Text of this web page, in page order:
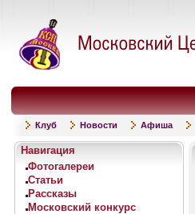
Клуб Новости Афиша
Навигация
Фотогалереи
Статьи
Рассказы
Московский конкурс